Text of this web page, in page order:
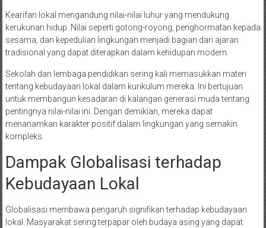
Kearifan lokal mengandung nilai-nilai luhur yang mendukung
kerukunan hidup. Nilai seperti gotong-royong, penghormatan kepada
sesama, dan kepedulian lingkungan menjadi bagian dari ajaran
tradisional yang dapat diterapkan dalam kehidupan modern.
Sekolah dan lembaga pendidikan sering kali memasukkan materi
tentang kebudayaan lokal dalam kurikulum mereka. Ini bertujuan
untuk membangun kesadaran di kalangan generasi muda tentang
pentingnya nilai-nilai ini. Dengan demikian, mereka dapat
menanamkan karakter positif dalam lingkungan yang semakin
kompleks.
Dampak Globalisasi terhadap
Kebudayaan Lokal
Globalisasi membawa pengaruh signifikan terhadap kebudayaan
lokal. Masyarakat sering terpapar oleh budaya asing yang dapat